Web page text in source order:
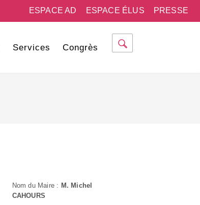
PRESSE
ESPACE ÉLUS
ESPACE AD
Services Congrès
Nom du Maire : M. Michel
CAHOURS